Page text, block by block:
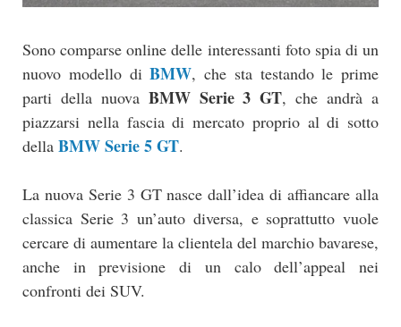
Sono comparse online delle interessanti foto spia di un
nuovo modello diBMW, che sta testando le prime
parti della nuova BMW Serie 3 GT, che andrà a
piazzarsi nella fascia di mercato proprio al di sotto
della BMW Serie 5 GT.
La nuova Serie 3 GT nasce dall’idea di affiancare alla
classica Serie 3 un’auto diversa, e soprattutto vuole
cercare di aumentare la clientela del marchio bavarese,
anche in previsione di un calo dell’appeal nei
confronti dei SUV.